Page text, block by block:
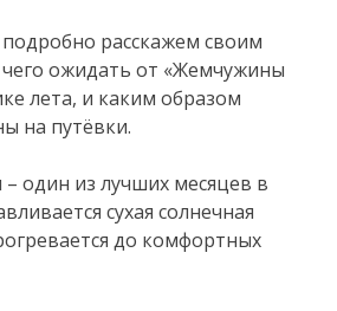
расскажем своим
ожидать от «Жемчужины
лета, и каким образом
на путёвки.
один из лучших месяцев в
сухая солнечная
до комфортных